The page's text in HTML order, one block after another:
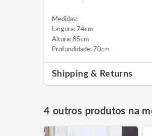
Medidas:
Largura: 74cm
Altura: 85cm
Profundidade: 70cm
Shipping & Returns
4 outros produtos na